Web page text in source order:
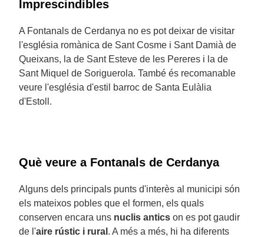
Imprescindibles
A Fontanals de Cerdanya no es pot deixar de visitar
l'església romànica de Sant Cosme i Sant Damià de
Queixans, la de Sant Esteve de les Pereres i la de
Sant Miquel de Soriguerola. També és recomanable
veure l'església d'estil barroc de Santa Eulàlia
d'Estoll.
Què veure a Fontanals de Cerdanya
Alguns dels principals punts d'interès al municipi són
els mateixos pobles que el formen, els quals
conserven encara uns nuclis antics on es pot gaudir
de l'aire rústic i rural . A més a més, hi ha diferents